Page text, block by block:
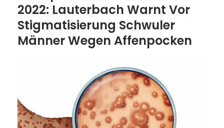
2022: Lauterbach Warnt Vor
Stigmatisierung Schwuler
Männer Wegen Affenpocken